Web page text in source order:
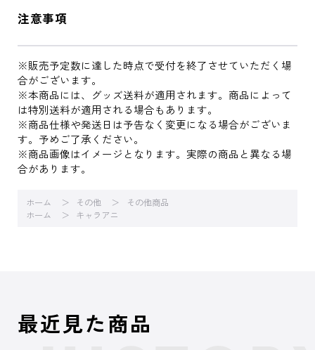
注意事項
※販売予定数に達した時点で受付を終了させていただく場
合がございます。
※本商品には、グッズ送料が適用されます。商品によって
は特別送料が適用される場合もあります。
※商品仕様や発送日は予告なく変更になる場合がございま
す。予めご了承ください。
※商品画像はイメージとなります。実際の商品と異なる場
合があります。
ホーム その他
その他商品
ホーム
キャラアニ
最近見た商品